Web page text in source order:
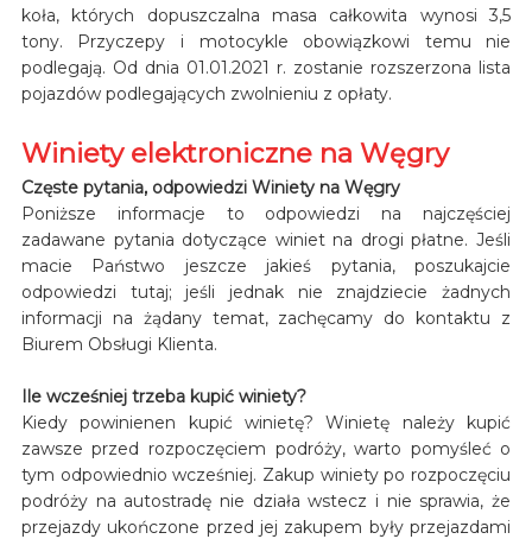
koła, których dopuszczalna masa całkowita wynosi 3,5
tony. Przyczepy i motocykle obowiązkowi temu nie
podlegają. Od dnia 01.01.2021 r. zostanie rozszerzona lista
pojazdów podlegających zwolnieniu z opłaty.
Winiety elektroniczne na Węgry
Częste pytania, odpowiedzi Winiety na Węgry
Poniższe informacje to odpowiedzi na najczęściej
zadawane pytania dotyczące winiet na drogi płatne. Jeśli
macie Państwo jeszcze jakieś pytania, poszukajcie
odpowiedzi tutaj; jeśli jednak nie znajdziecie żadnych
informacji na żądany temat, zachęcamy do kontaktu z
Biurem Obsługi Klienta.
Ile wcześniej trzeba kupić winiety?
Kiedy powinienen kupić winietę? Winietę należy kupić
zawsze przed rozpoczęciem podróży, warto pomyśleć o
tym odpowiednio wcześniej. Zakup winiety po rozpoczęciu
podróży na autostradę nie działa wstecz i nie sprawia, że
przejazdy ukończone przed jej zakupem były przejazdami